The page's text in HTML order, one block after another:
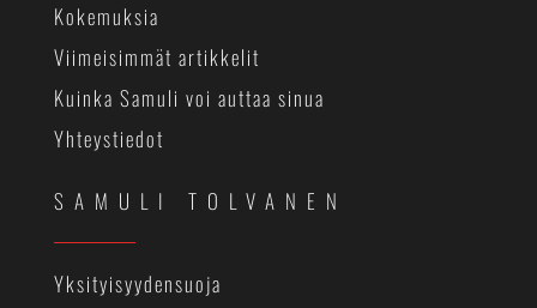
Kokemuksia
Viimeisimmät artikkelit
Kuinka Samuli voi auttaa sinua
Yhteystiedot
SAMULI TOLVANEN
Yksityisyydensuoja